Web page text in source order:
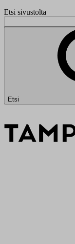
Etsi sivustolta
Etsi